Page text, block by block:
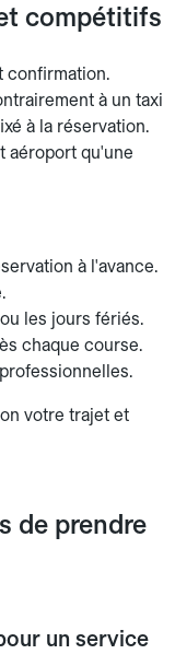
compétitifs
confirmation.
à un taxi
à la réservation.
aéroport qu'une
à l'avance.
les jours fériés.
chaque course.
votre trajet et
de prendre
un service